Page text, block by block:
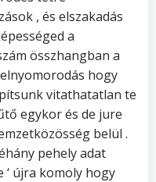
, és elszakadás
a
összhangban a
hogy
vitathatatlan te
egykor és de jure
belül .
pehely adat
újra komoly hogy